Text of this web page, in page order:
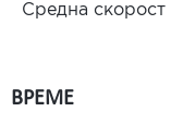
Средна скорост
ВРЕМЕ